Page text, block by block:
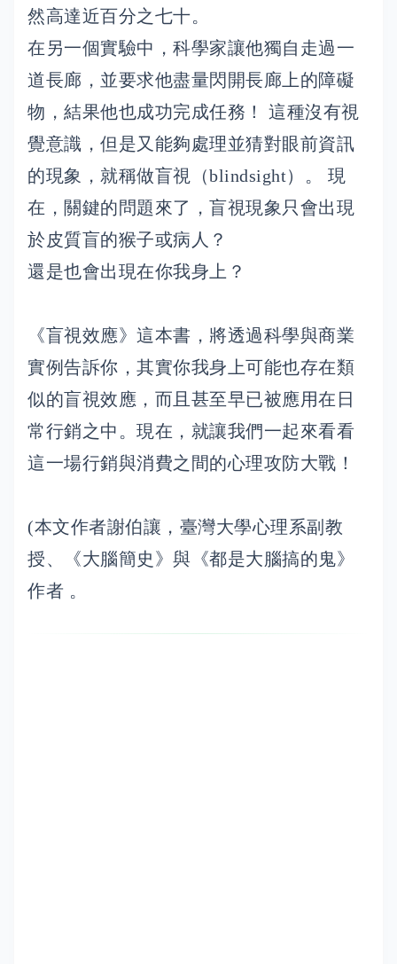
然高達近百分之七十。
在另一個實驗中，科學家讓他獨自走過一
道長廊，並要求他盡量閃開長廊上的障礙
物，結果他也成功完成任務！ 這種沒有視
覺意識，但是又能夠處理並猜對眼前資訊
的現象，就稱做盲視（blindsight）。 現
在，關鍵的問題來了，盲視現象只會出現
於皮質盲的猴子或病人？
還是也會出現在你我身上？
《盲視效應》這本書，將透過科學與商業
實例告訴你，其實你我身上可能也存在類
似的盲視效應，而且甚至早已被應用在日
常行銷之中。現在，就讓我們一起來看看
這一場行銷與消費之間的心理攻防大戰！
(本文作者謝伯讓，臺灣大學心理系副教
授、《大腦簡史》與《都是大腦搞的鬼》
作者 。